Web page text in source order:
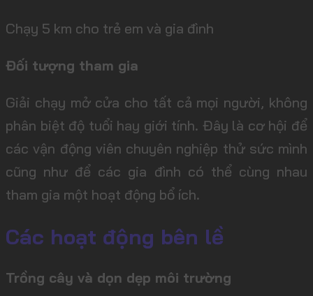
Chạy 5 km cho trẻ em và gia đình
Đối tượng tham gia
Giải chạy mở cửa cho tất cả mọi người, không
phân biệt độ tuổi hay giới tính. Đây là cơ hội để
các vận động viên chuyên nghiệp thử sức mình
cũng như để các gia đình có thể cùng nhau
tham gia một hoạt động bổ ích.
Các hoạt động bên lề
Trồng cây và dọn dẹp môi trường